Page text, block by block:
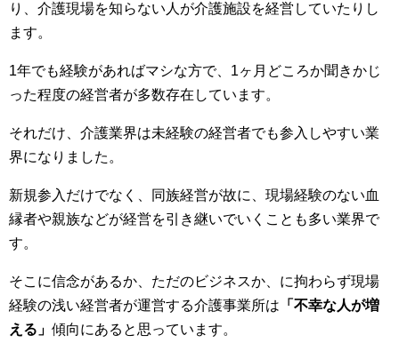
り、介護現場を知らない人が介護施設を経営していたりし
ます。
1年でも経験があればマシな方で、1ヶ月どころか聞きかじ
った程度の経営者が多数存在しています。
それだけ、介護業界は未経験の経営者でも参入しやすい業
界になりました。
新規参入だけでなく、同族経営が故に、現場経験のない血
縁者や親族などが経営を引き継いでいくことも多い業界で
す。
そこに信念があるか、ただのビジネスか、に拘わらず現場
経験の浅い経営者が運営する介護事業所は 「不幸な人が増
える」 傾向にあると思っています。